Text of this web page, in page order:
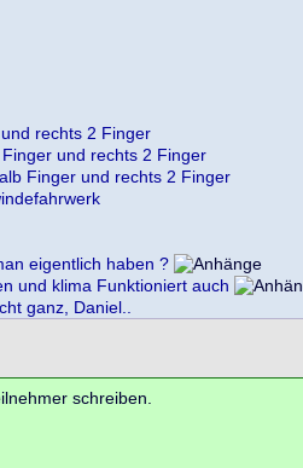
rechts 2 Finger
und rechts 2 Finger
Finger und rechts 2 Finger
eigentlich haben ?
und klima Funktioniert auch
ganz, Daniel..
schreiben.